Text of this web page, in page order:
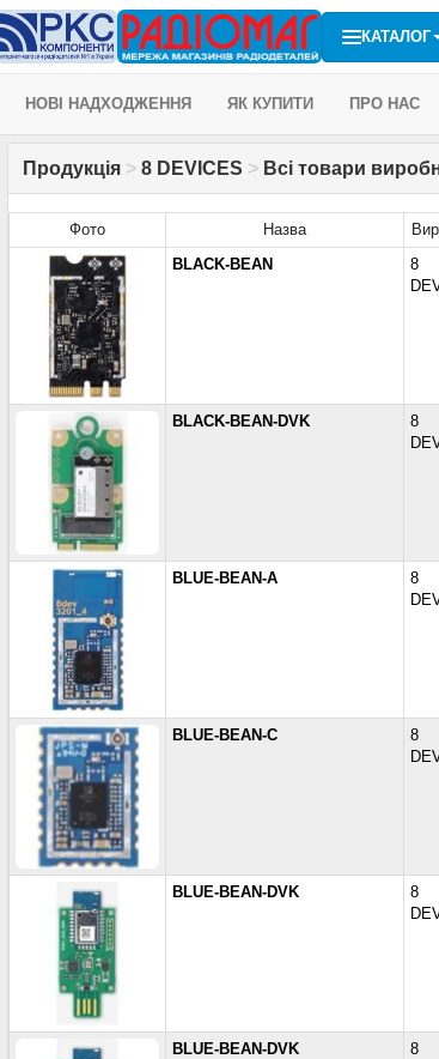
КАТАЛОГ
НОВІ НАДХОДЖЕННЯ ЯК КУПИТИ ПРО НАС
Продукція > 8 DEVICES > Всі товари
Фото Назва
BLACK-BEAN
8
BLACK-BEAN-DVK
8
BLUE-BEAN-A
8
BLUE-BEAN-C
8
BLUE-BEAN-DVK
8
BLUE-BEAN-DVK
8